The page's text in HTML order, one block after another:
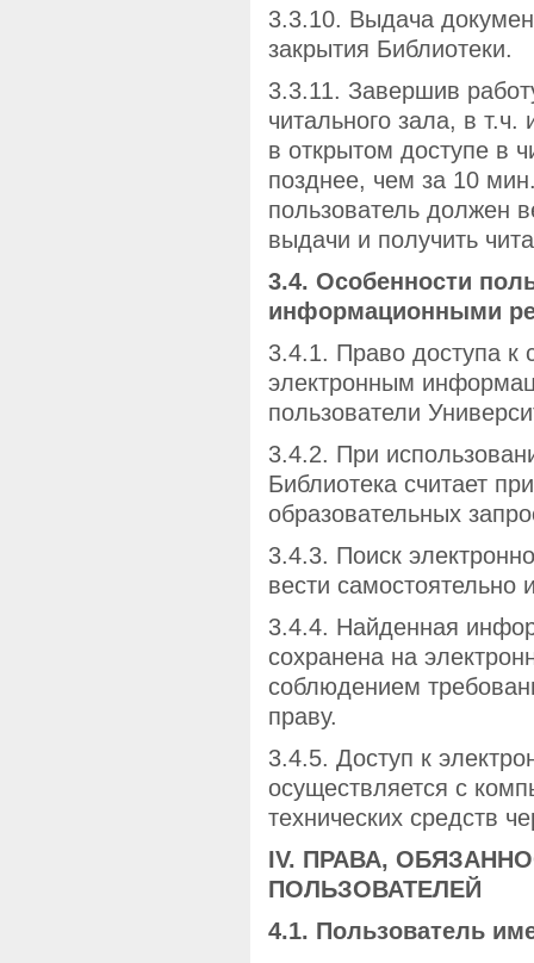
3.3.10. Выдача
закрытия Библиотеки.
3.3.11. Завершив
читального зала, в
в открытом доступе в
позднее, чем за 10
пользователь должен
выдачи и получить
3.4. Особенности
информационными
3.4.1. Право доступа к
электронным
пользователи
3.4.2. При
Библиотека считает
образовательных
3.4.3. Поиск
вести
3.4.4. Найденная
сохранена на
соблюдением
праву.
3.4.5. Доступ к
осуществляется с
технических средств
IV. ПРАВА,
ПОЛЬЗОВАТЕЛЕЙ
4.1. Пользователь